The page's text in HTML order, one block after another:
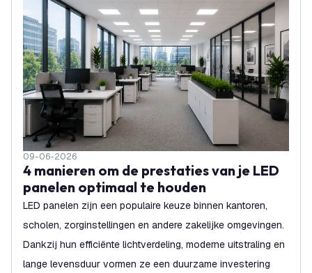
09-06-2026
4 manieren om de prestaties van je LED
panelen optimaal te houden
LED panelen zijn een populaire keuze binnen kantoren,
scholen, zorginstellingen en andere zakelijke omgevingen.
Dankzij hun efficiënte lichtverdeling, moderne uitstraling en
lange levensduur vormen ze een duurzame investering